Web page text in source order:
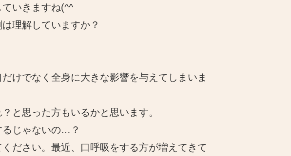
いきますね(^^
理解していますか？
けでなく全身に大きな影響を与えてしまいま
と思った方もいるかと思います。
るじゃないの…？
ださい。最近、口呼吸をする方が増えてきて